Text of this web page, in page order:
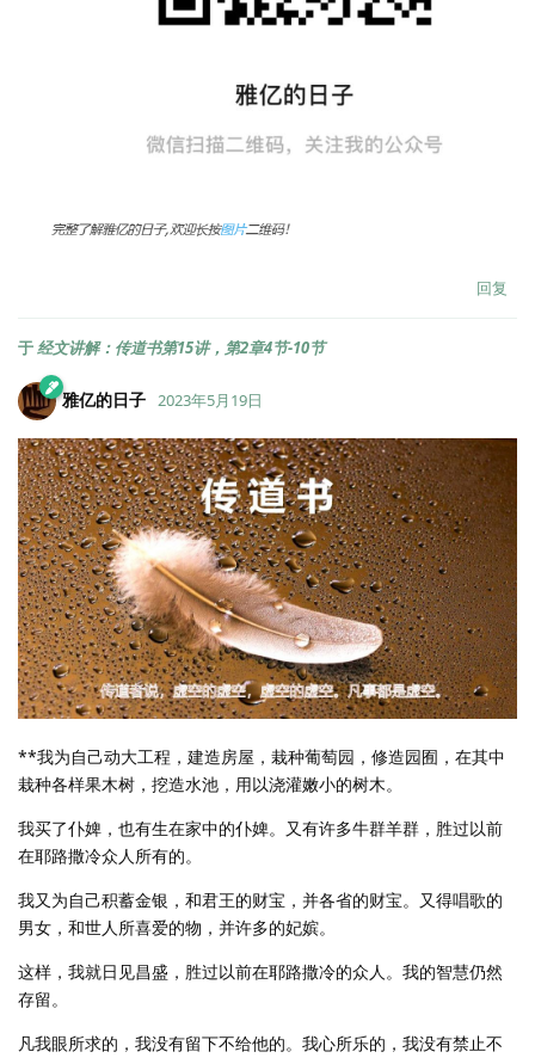
回复
于经文讲解：传道书第15讲，第2章4节-10节
雅亿的日子 2023年5月19日
**我为自己动大工程，建造房屋，栽种葡萄园，修造园囿，在其中
栽种各样果木树，挖造水池，用以浇灌嫩小的树木。
我买了仆婢，也有生在家中的仆婢。又有许多牛群羊群，胜过以前
在耶路撒冷众人所有的。
我又为自己积蓄金银，和君王的财宝，并各省的财宝。又得唱歌的
男女，和世人所喜爱的物，并许多的妃嫔。
这样，我就日见昌盛，胜过以前在耶路撒冷的众人。我的智慧仍然
存留。
凡我眼所求的，我没有留下不给他的。我心所乐的，我没有禁止不